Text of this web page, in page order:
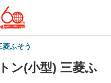
ふそう
ン(小型) 三菱ふ